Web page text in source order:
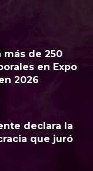
más de 250
en Expo
2026
declara la
que juró